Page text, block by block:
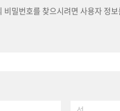
비밀번호를 찾으시려면 사용자 정